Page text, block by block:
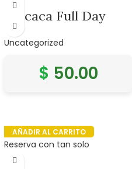
Titicaca Full Day
Uncategorized
$ 50.00
AÑADIR AL CARRITO
Reserva con tan solo